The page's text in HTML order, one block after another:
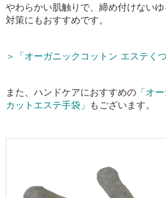
やわらかい肌触りで、締め付けない
対策にもおすすめです。
＞「オーガニックコットン エステく
また、ハンドケアにおすすめの 「オ
カットエステ手袋」 もございます。